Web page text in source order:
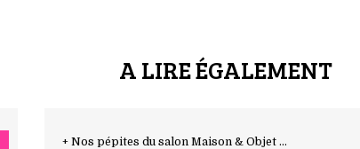
A LIRE ÉGALEMENT
+ Nos pépites du salon Maison & Objet ...